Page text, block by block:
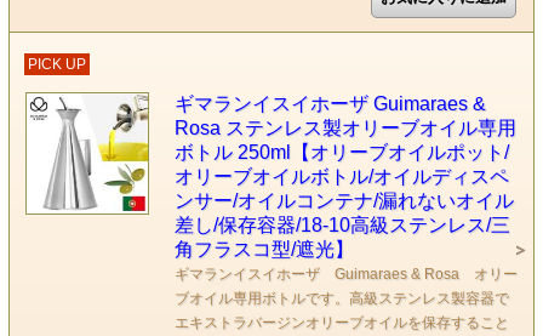
PICK UP
ギマランイスイホーザ Guimaraes &
Rosa ステンレス製オリーブオイル専用
ボトル 250ml【オリーブオイルポット/
オリーブオイルボトル/オイルディスペ
ンサー/オイルコンテナ/漏れないオイル
差し/保存容器/18-10高級ステンレス/三
角フラスコ型/遮光】
ギマランイスイホーザ Guimaraes & Rosa オリー
ブオイル専用ボトルです。高級ステンレス製容器で
エキストラバージンオリーブオイルを保存すること